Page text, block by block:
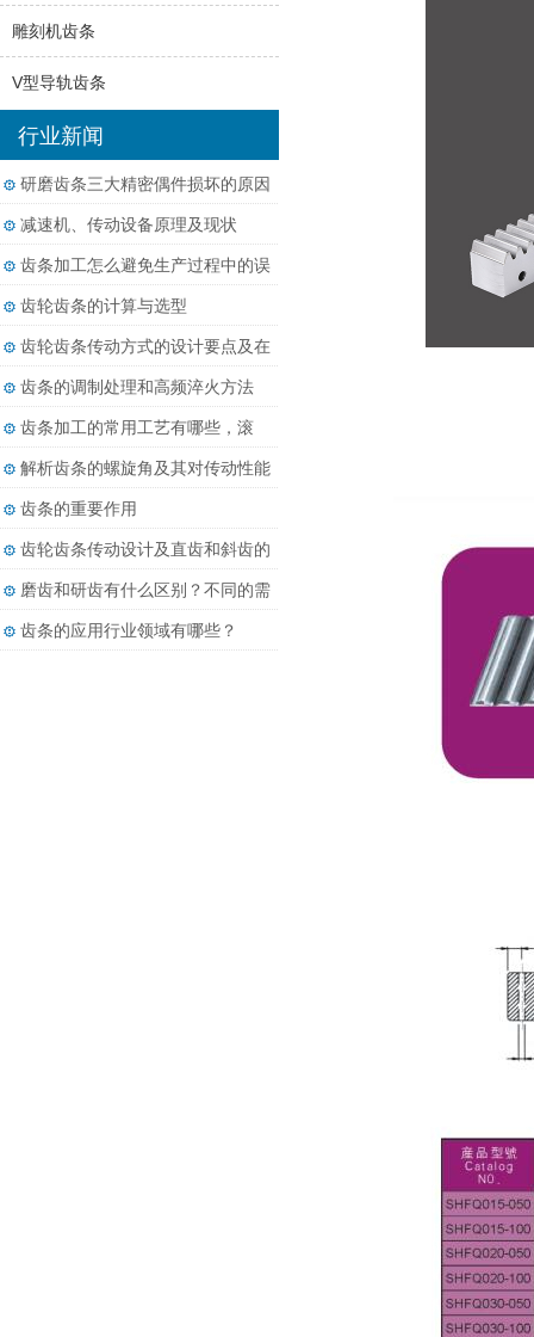
雕刻机齿条
V型导轨齿条
行业新闻
研磨齿条三大精密偶件损坏的原因
减速机、传动设备原理及现状
齿条加工怎么避免生产过程中的误
差？
齿轮齿条的计算与选型
齿轮齿条传动方式的设计要点及在
相关行业的应用
齿条的调制处理和高频淬火方法
齿条加工的常用工艺有哪些，滚
齿、铣齿和磨齿分别适用于什么精
度要求？
解析齿条的螺旋角及其对传动性能
的影响
齿条的重要作用
齿轮齿条传动设计及直齿和斜齿的
差别
磨齿和研齿有什么区别？不同的需
求有不同的加工方法
齿条的应用行业领域有哪些？